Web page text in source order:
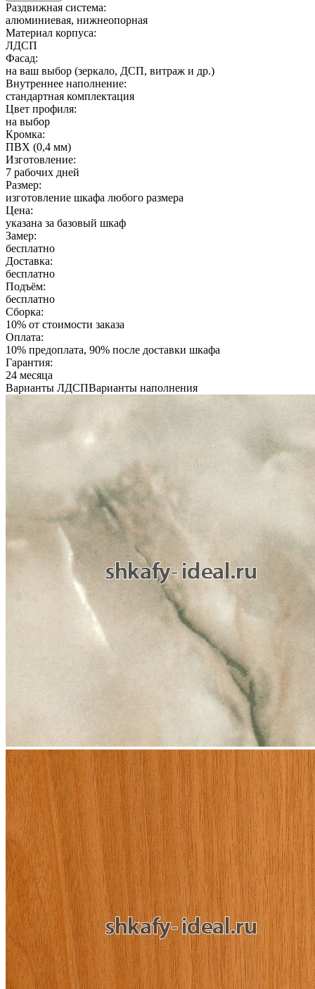
Раздвижная система:
алюминиевая, нижнеопорная
Материал корпуса:
ЛДСП
Фасад:
на ваш выбор (зеркало, ДСП, витраж и др.)
Внутреннее наполнение:
стандартная комплектация
Цвет профиля:
на выбор
Кромка:
ПВХ (0,4 мм)
Изготовление:
7 рабочих дней
Размер:
изготовление шкафа любого размера
Цена:
указана за базовый шкаф
Замер:
бесплатно
Доставка:
бесплатно
Подъём:
бесплатно
Сборка:
10% от стоимости заказа
Оплата:
10% предоплата, 90% после доставки шкафа
Гарантия:
24 месяца
Варианты ЛДСПВарианты наполнения